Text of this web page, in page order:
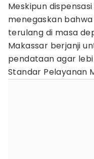
Meskipun
menegaskan
terulang di masa
Makassar berjanji
pendataan agar
Standar Pelayanan